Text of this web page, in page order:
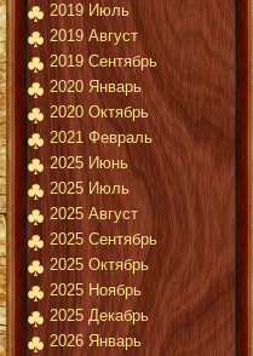
2019 Июль
2019 Август
2019 Сентябрь
2020 Январь
2020 Октябрь
2021 Февраль
2025 Июнь
2025 Июль
2025 Август
2025 Сентябрь
2025 Октябрь
2025 Ноябрь
2025 Декабрь
2026 Январь